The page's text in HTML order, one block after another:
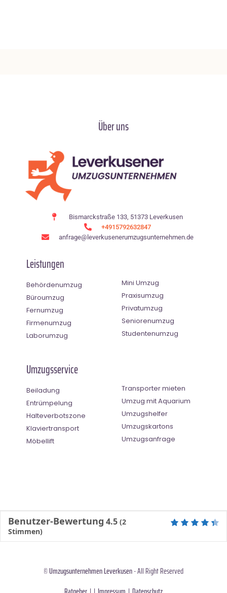
Über uns
Bismarckstraße 133, 51373 Leverkusen
+4915792632847
anfrage@leverkusenerumzugsunternehmen.de
Leistungen
Behördenumzug
Büroumzug
Fernumzug
Firmenumzug
Laborumzug
Mini Umzug
Praxisumzug
Privatumzug
Seniorenumzug
Studentenumzug
Umzugsservice
Beiladung
Entrümpelung
Halteverbotszone
Klaviertransport
Möbellift
Transporter mieten
Umzug mit Aquarium
Umzugshelfer
Umzugskartons
Umzugsanfrage
Benutzer-Bewertung 4.5 (2
Stimmen)
©Umzugsunternehmen Leverkusen- All Right Reserved